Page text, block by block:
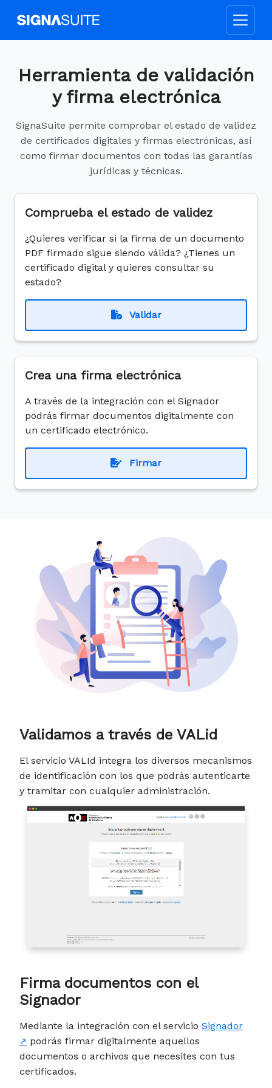
Herramienta de validación
y firma electrónica
SignaSuite permite comprobar el estado de validez
de certificados digitales y firmas electrónicas, así
como firmar documentos con todas las garantías
jurídicas y técnicas.
Comprueba el estado de validez
¿Quieres verificar si la firma de un documento
PDF firmado sigue siendo válida? ¿Tienes un
certificado digital y quieres consultar su
estado?
Validar
Crea una firma electrónica
A través de la integración con el Signador
podrás firmar documentos digitalmente con
un certificado electrónico.
Firmar
Validamos a través de VALid
El servicio VALId integra los diversos mecanismos
de identificación con los que podrás autenticarte
y tramitar con cualquier administración.
Firma documentos con el
Signador
Mediante la integración con el servicio Signador
podrás firmar digitalmente aquellos
documentos o archivos que necesites con tus
certificados.